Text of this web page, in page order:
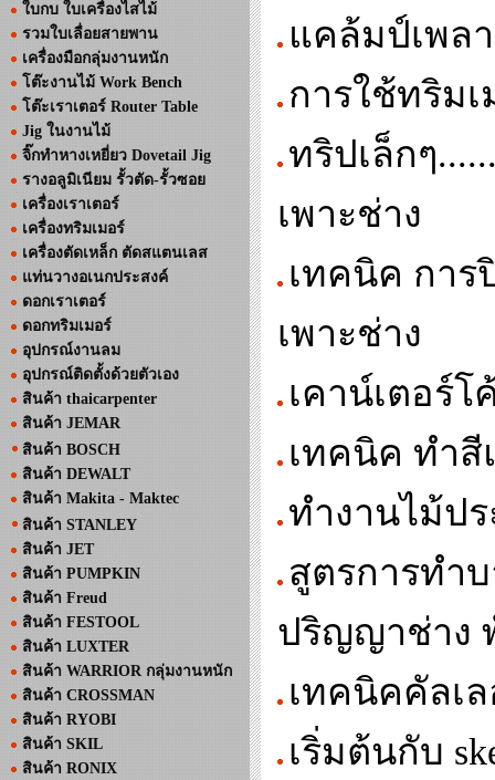
ใบกบ ใบเครื่องไสไม้
รวมใบเลื่อยสายพาน
เครื่องมือกลุ่มงานหนัก
โต๊ะงานไม้ Work Bench
โต๊ะเราเตอร์ Router Table
Jig ในงานไม้
จิ๊กทำหางเหยี่ยว Dovetail Jig
รางอลูมิเนียม รั้วตัด-รั้วซอย
เครื่องเราเตอร์
เครื่องทริมเมอร์
เครื่องตัดเหล็ก ตัดสแตนเลส
แท่นวางอเนกประสงค์
ดอกเราเตอร์
ดอกทริมเมอร์
อุปกรณ์งานลม
อุปกรณ์ติดตั้งด้วยตัวเอง
สินค้า thaicarpenter
สินค้า JEMAR
สินค้า BOSCH
สินค้า DEWALT
สินค้า Makita - Maktec
สินค้า STANLEY
สินค้า JET
สินค้า PUMPKIN
สินค้า Freud
สินค้า FESTOOL
สินค้า LUXTER
สินค้า WARRIOR กลุ่มงานหนัก
สินค้า CROSSMAN
สินค้า RYOBI
สินค้า SKIL
สินค้า RONIX
แคล้มป์เพล
การใช้ทริม
ทริปเล็กๆ
เพาะช่าง
เทคนิค การ
เพาะช่าง
เคาน์เตอร์
เทคนิค ทํา
ทำงานไม้ป
สูตรการทำ
ปริญญาช่าง
เทคนิคคัลเ
เริ่มต้นกับ